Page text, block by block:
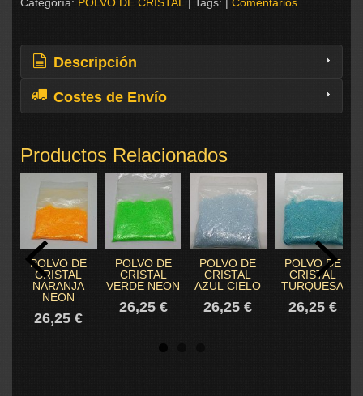
Descripción
Costes de Envío
Productos Relacionados
POLVO DE
CRISTAL
NARANJA
NEON
26,25 €
POLVO DE
CRISTAL
VERDE NEON
26,25 €
POLVO DE
CRISTAL
AZUL CIELO
26,25 €
POLVO DE
CRISTAL
TURQUESA
26,25 €